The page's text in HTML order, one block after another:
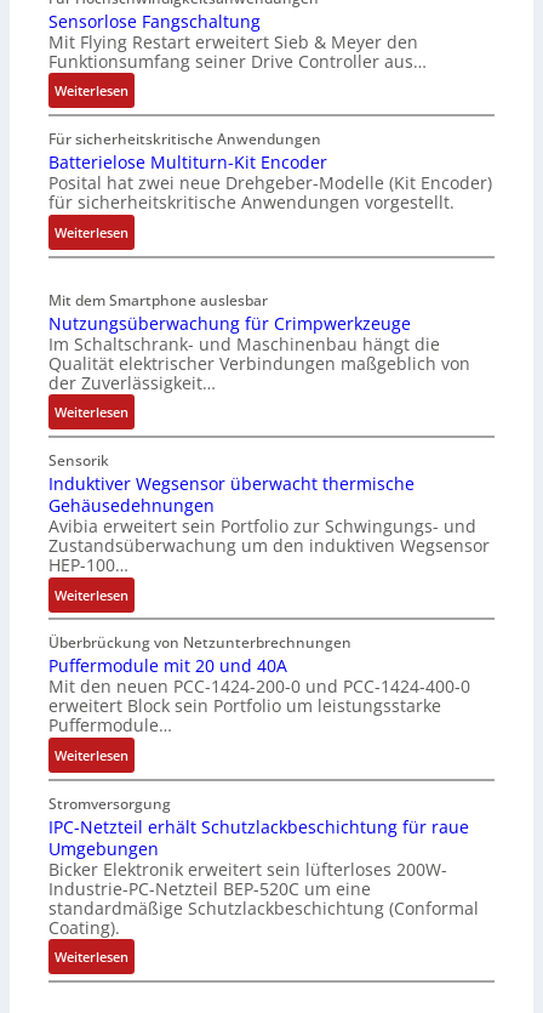
e
L
a
s
e
r
t
r
i
a
n
u
l
a
t
i
o
n
I
-
R
ü
c
k
g
r
t
e
r
F
a
b
r
i
Sensorlose Fangschaltung
Mit Flying Restart erweitert Sieb & Meyer den
Funktionsumfang seiner Drive Controller aus…
Weiterlesen:
S
e
n
s
o
l
s
e
F
a
n
g
s
h
a
l
t
u
n
g
Für sicherheitskritische Anwendungen
Batterielose Multiturn-Kit Encoder
Posital hat zwei neue Drehgeber-Modelle (Kit Encoder)
für sicherheitskritische Anwendungen vorgestellt.
Weiterlesen:
B
t
t
e
r
i
e
l
s
e
M
u
l
t
i
t
u
r
n
-
K
i
t
E
n
c
o
e
Mit dem Smartphone auslesbar
Nutzungsüberwachung für Crimpwerkzeuge
Im Schaltschrank- und Maschinenbau hängt die
Qualität elektrischer Verbindungen maßgeblich von
der Zuverlässigkeit…
Weiterlesen:
N
t
z
u
n
s
ü
b
e
r
w
a
c
h
u
n
g
f
ü
r
C
r
i
Sensorik
Induktiver Wegsensor überwacht thermische
Gehäusedehnungen
Avibia erweitert sein Portfolio zur Schwingungs- und
Zustandsüberwachung um den induktiven Wegsensor
HEP-100…
Weiterlesen:
I
n
d
u
k
t
i
v
e
r
W
e
g
s
e
n
s
Überbrückung von Netzunterbrechnungen
Puffermodule mit 20 und 40A
Mit den neuen PCC-1424-200-0 und PCC-1424-400-0
erweitert Block sein Portfolio um leistungsstarke
Puffermodule…
Weiterlesen:
P
u
f
f
e
r
m
o
d
u
Stromversorgung
IPC-Netzteil erhält Schutzlackbeschichtung für raue
Umgebungen
Bicker Elektronik erweitert sein lüfterloses 200W-
Industrie-PC-Netzteil BEP-520C um eine
standardmäßige Schutzlackbeschichtung (Conformal
Coating).
Weiterlesen:
I